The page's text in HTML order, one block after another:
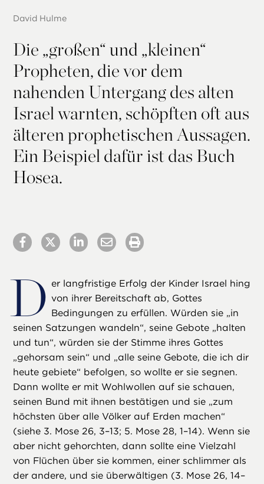
David Hulme
Die „großen“ und „kleinen“
Propheten, die vor dem
nahenden Untergang des alten
Israel warnten, schöpften oft aus
älteren prophetischen Aussagen.
Ein Beispiel dafür ist das Buch
Hosea.
D er langfristige Erfolg der Kinder Israel hing
von ihrer Bereitschaft ab, Gottes
Bedingungen zu erfüllen. Würden sie „in
seinen Satzungen wandeln“, seine Gebote „halten
und tun“, würden sie der Stimme ihres Gottes
„gehorsam sein“ und „alle seine Gebote, die ich dir
heute gebiete“ befolgen, so wollte er sie segnen.
Dann wollte er mit Wohlwollen auf sie schauen,
seinen Bund mit ihnen bestätigen und sie „zum
höchsten über alle Völker auf Erden machen“
(siehe 3. Mose 26, 3–13; 5. Mose 28, 1–14). Wenn sie
aber nicht gehorchten, dann sollte eine Vielzahl
von Flüchen über sie kommen, einer schlimmer als
der andere, und sie überwältigen (3. Mose 26, 14–